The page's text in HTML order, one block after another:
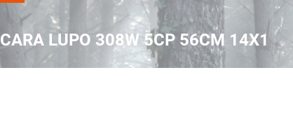
CARA LUPO 308W 5CP 56CM 14X1